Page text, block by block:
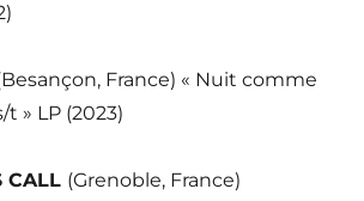
France) « Nuit comme
» LP (2023)
CALL (Grenoble, France)